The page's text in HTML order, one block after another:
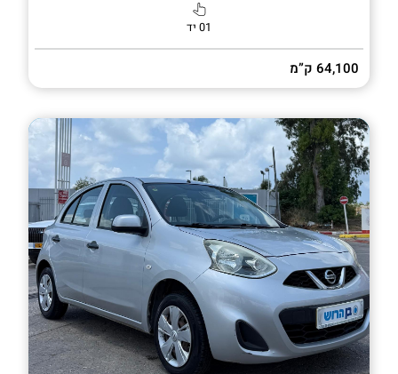
01 יד
64,100 ק”מ